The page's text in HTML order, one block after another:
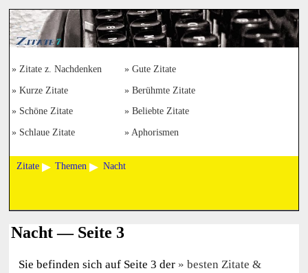
Zitate z. Nachdenken Gute Zitate
Kurze Zitate Berühmte Zitate
Schöne Zitate Beliebte Zitate
Schlaue Zitate Aphorismen
Zitate Themen Nacht
Nacht — Seite 3
Sie befinden sich auf Seite 3 der
besten Zitate &